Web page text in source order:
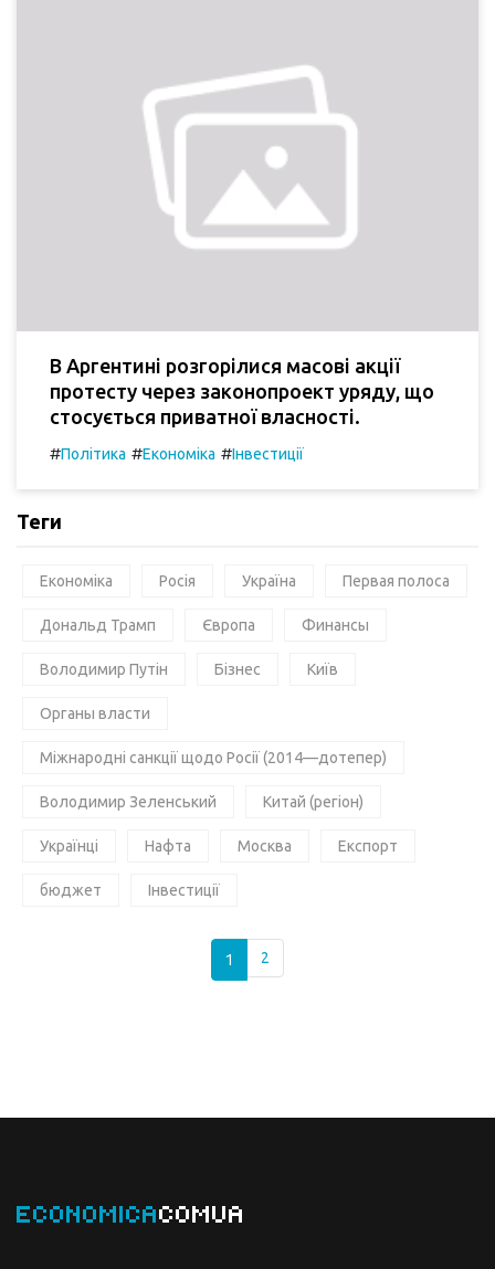
В Аргентині розгорілися масові акції
протесту через законопроект уряду, що
стосується приватної власності.
#Політика #Економіка #Інвестиції
Теги
Економіка Росія Україна Первая полоса
Дональд Трамп Європа Финансы
Володимир Путін Бізнес Київ
Органы власти
Міжнародні санкції щодо Росії (2014—дотепер)
Володимир Зеленський Китай (регіон)
Українці Нафта Москва Експорт
бюджет Інвестиції
1 2
ECONOMICACOMUA